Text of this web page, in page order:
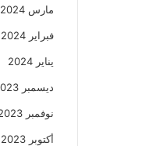
مارس 2024
فبراير 2024
يناير 2024
ديسمبر 2023
نوفمبر 2023
أكتوبر 2023